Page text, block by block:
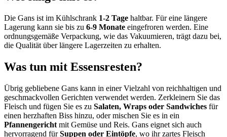
Die Gans ist im Kühlschrank 1-2 Tage haltbar. Für eine längere
Lagerung kann sie bis zu 6-9 Monate eingefroren werden. Eine
ordnungsgemäße Verpackung, wie das Vakuumieren, trägt dazu bei,
die Qualität über längere Lagerzeiten zu erhalten.
Was tun mit Essensresten?
Übrig gebliebene Gans kann in einer Vielzahl von reichhaltigen und
geschmackvollen Gerichten verwendet werden. Zerkleinern Sie das
Fleisch und fügen Sie es zu Salaten, Wraps oder Sandwiches für
einen herzhaften Biss hinzu, oder mischen Sie es in ein
Pfannengericht mit Gemüse und Reis. Gans eignet sich auch
hervorragend fürSuppen oder Eintöpfe, wo ihr zartes Fleisch